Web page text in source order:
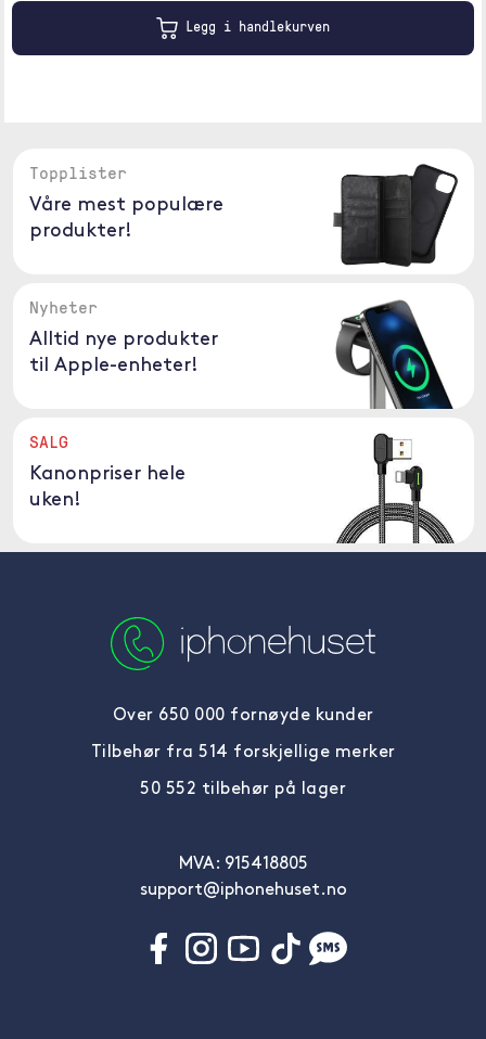
Legg i handlekurven
Topplister
Våre mest populære
produkter!
Nyheter
Alltid nye produkter
til Apple-enheter!
SALG
Kanonpriser hele
uken!
Over 650 000 fornøyde kunder
Tilbehør fra 514 forskjellige merker
50 552 tilbehør på lager
MVA: 915418805
support@iphonehuset.no